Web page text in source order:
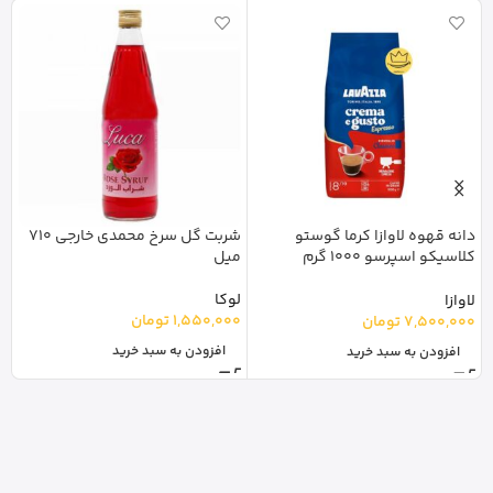
دانه قهوه لاوازا کرما گوستو
کلاسیکو اسپرسو 1000 گرم
لاوازا
7,500,000تومان
افزودن به سبد خرید
شربت گل سرخ محمدی خارجی 710
میل
لوکا
1,550,000تومان
افزودن به سبد خرید